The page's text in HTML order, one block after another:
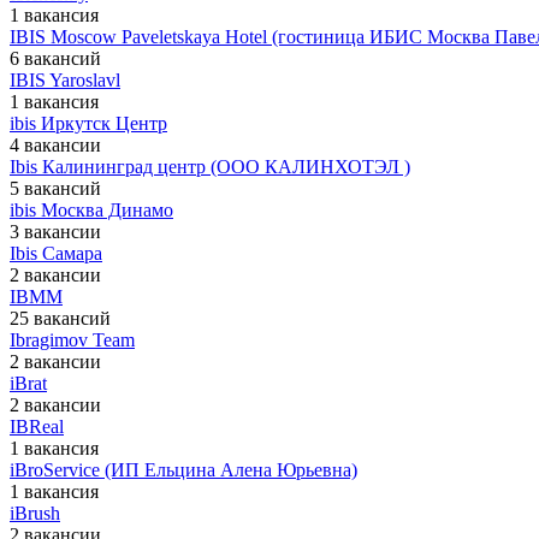
1 вакансия
IBIS Moscow Paveletskaya Hotel (гостиница ИБИС Москва
6 вакансий
IBIS Yaroslavl
1 вакансия
ibis Иркутск Центр
4 вакансии
Ibis Калининград центр (ООО КАЛИНХОТЭЛ )
5 вакансий
ibis Москва Динамо
3 вакансии
Ibis Самара
2 вакансии
IBMM
25 вакансий
Ibragimov Team
2 вакансии
iBrat
2 вакансии
IBReal
1 вакансия
iBroService (ИП Ельцина Алена Юрьевна)
1 вакансия
iBrush
2 вакансии